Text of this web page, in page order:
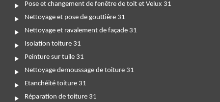
Pose et changement de fenêtre de toit et Velux 31
Nettoyage et pose de gouttière 31
Nettoyage et ravalement de façade 31
Isolation toiture 31
Peinture sur tuile 31
Nettoyage demoussage de toiture 31
Etanchéité toiture 31
Réparation de toiture 31